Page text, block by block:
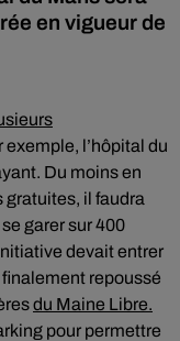
en vigueur de
exemple, l’hôpital du
Du moins en
gratuites, il faudra
garer sur 400
devait entrer
repoussé
du Maine Libre.
pour permettre